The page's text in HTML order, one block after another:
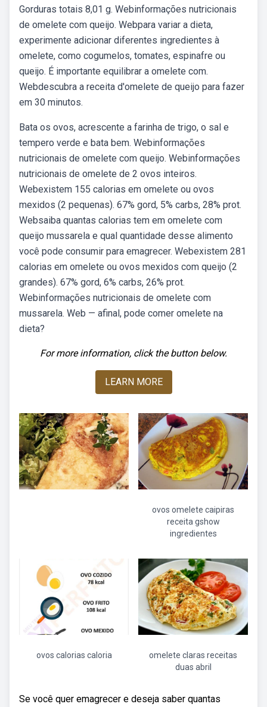
Gorduras totais 8,01 g. Webinformações nutricionais
de omelete com queijo. Webpara variar a dieta,
experimente adicionar diferentes ingredientes à
omelete, como cogumelos, tomates, espinafre ou
queijo. É importante equilibrar a omelete com.
Webdescubra a receita d'omelete de queijo para fazer
em 30 minutos.
Bata os ovos, acrescente a farinha de trigo, o sal e
tempero verde e bata bem. Webinformações
nutricionais de omelete com queijo. Webinformações
nutricionais de omelete de 2 ovos inteiros.
Webexistem 155 calorias em omelete ou ovos
mexidos (2 pequenas). 67% gord, 5% carbs, 28% prot.
Websaiba quantas calorias tem em omelete com
queijo mussarela e qual quantidade desse alimento
você pode consumir para emagrecer. Webexistem 281
calorias em omelete ou ovos mexidos com queijo (2
grandes). 67% gord, 6% carbs, 26% prot.
Webinformações nutricionais de omelete com
mussarela. Web — afinal, pode comer omelete na
dieta?
For more information, click the button below.
LEARN MORE
ovos omelete caipiras
receita gshow
ingredientes
ovos calorias caloria
omelete claras receitas
duas abril
Se você quer emagrecer e deseja saber quantas